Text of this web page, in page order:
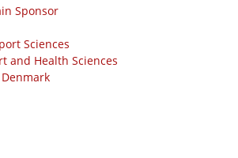
Sponsor
Sciences
and Health Sciences